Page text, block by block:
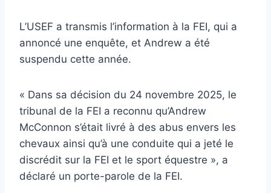
L’USEF a transmis l’information à la FEI, qui a
annoncé une enquête, et Andrew a été
suspendu cette année.
« Dans sa décision du 24 novembre 2025, le
tribunal de la FEI a reconnu qu’Andrew
McConnon s’était livré à des abus envers les
chevaux ainsi qu’à une conduite qui a jeté le
discrédit sur la FEI et le sport équestre », a
déclaré un porte-parole de la FEI.